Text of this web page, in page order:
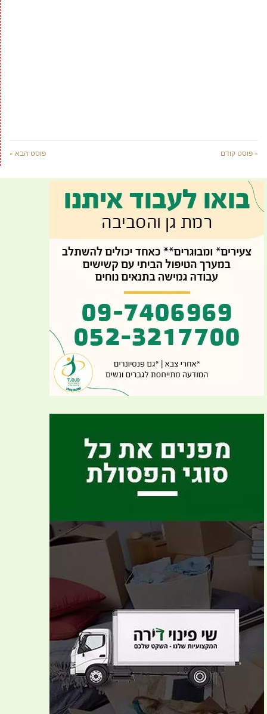
« פוסט קודם פוסט הבא »